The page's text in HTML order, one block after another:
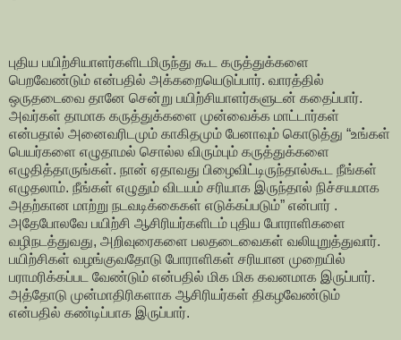
புதிய பயிற்சியாளர்களிடமிருந்து கூட கருத்துக்களை
பெறவேண்டும் என்பதில் அக்கறையெடுப்பார். வாரத்தில்
ஒருதடைவை தானே சென்று பயிற்சியாளர்களுடன் கதைப்பார்.
அவர்கள் தாமாக கருத்துக்களை முன்வைக்க மாட்டார்கள்
என்பதால் அனைவரிடமும் காகிதமும் பேனாவும் கொடுத்து “உங்கள்
பெயர்களை எழுதாமல் சொல்ல விரும்பும் கருத்துக்களை
எழுதித்தாருங்கள். நான் ஏதாவது பிழைவிட்டிருந்தால்கூட நீங்கள்
எழுதலாம். நீங்கள் எழுதும் விடயம் சரியாக இருந்தால் நிச்சயமாக
அதற்கான மாற்று நடவடிக்கைகள் எடுக்கப்படும்” என்பார் .
அதேபோலவே பயிற்சி ஆசிரியர்களிடம் புதிய போராளிகளை
வழிநடத்துவது, அறிவுரைகளை பலதடைவைகள் வலியுறுத்துவார்.
பயிற்சிகள் வழங்குவதோடு போராளிகள் சரியான முறையில்
பராமரிக்கப்பட வேண்டும் என்பதில் மிக மிக கவனமாக இருப்பார்.
அத்தோடு முன்மாதிரிகளாக ஆசிரியர்கள் திகழவேண்டும்
என்பதில் கண்டிப்பாக இருப்பார்.